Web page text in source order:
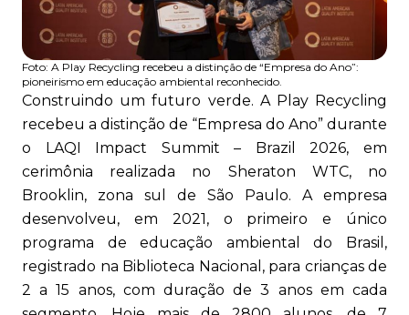
Foto: A Play Recycling recebeu a distinção de “Empresa do Ano”:
pioneirismo em educação ambiental reconhecido.
Construindo um futuro verde. A Play Recycling
recebeu a distinção de “Empresa do Ano” durante
o LAQI Impact Summit – Brazil 2026, em
cerimônia realizada no Sheraton WTC, no
Brooklin, zona sul de São Paulo. A empresa
desenvolveu, em 2021, o primeiro e único
programa de educação ambiental do Brasil,
registrado na Biblioteca Nacional, para crianças de
2 a 15 anos, com duração de 3 anos em cada